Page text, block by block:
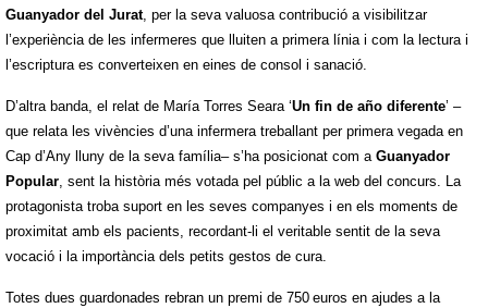
Guanyador del Jurat, per la seva valuosa contribució a visibilitzar
l’experiència de les infermeres que lluiten a primera línia i com la lectura i
l’escriptura es converteixen en eines de consol i sanació.
D’altra banda, el relat de María Torres Seara‘Un fin de año diferente’ –
que relata les vivències d’una infermera treballant per primera vegada en
Cap d’Any lluny de la seva família– s’ha posicionat com a Guanyador
Popular, sent la història més votada pel públic a la web del concurs. La
protagonista troba suport en les seves companyes i en els moments de
proximitat amb els pacients, recordant-li el veritable sentit de la seva
vocació i la importància dels petits gestos de cura.
Totes dues guardonades rebran un premi de 750 euros en ajudes a la